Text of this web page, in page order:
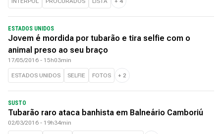
ESTADOS UNIDOS
Jovem é mordida por tubarão e tira selfie com o
animal preso ao seu braço
17/05/2016 - 15h03min
ESTADOS UNIDOS SELFIE FOTOS + 2
SUSTO
Tubarão raro ataca banhista em Balneário Camboriú
02/03/2016 - 19h34min